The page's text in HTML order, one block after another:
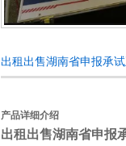
出租出售湖南省申报承
产品详细介绍
出租出售湖南省申报